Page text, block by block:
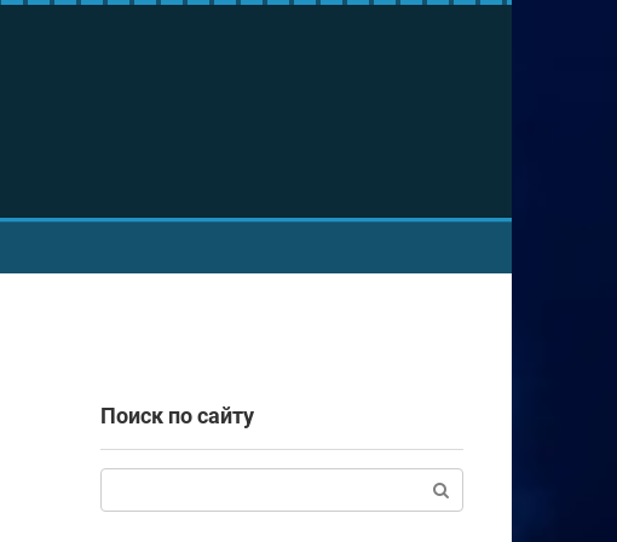
Поиск по сайту